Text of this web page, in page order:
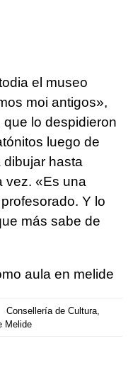
el museo
moi antigos»,
lo despidieron
luego de
dibujar hasta
vez. «Es una
Y lo
más sabe de
aula en melide
Consellería de Cultura,
Melide